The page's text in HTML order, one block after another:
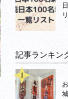
記事ランキン